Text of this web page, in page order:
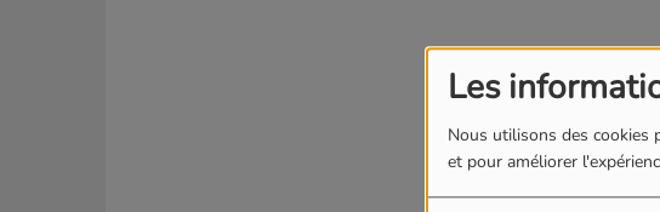
Les
Nous utilisons des cookies
et pour améliorer